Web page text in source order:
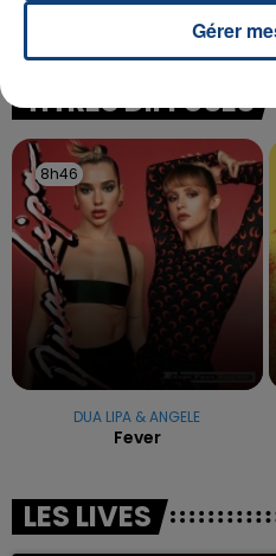
La famille a porté plainte
reconnu sa
TITRES DIFFUSÉS
8h46
8h46
DUA LIPA & ANGELE
Fever
LES LIVES
Gérer